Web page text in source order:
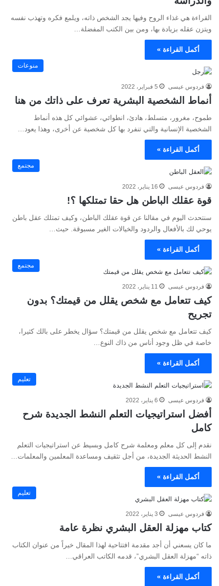
القراءة هي غذاء الروح وفيها يجد الشخص ذاته، ويلمع فكره وتهذب نفسه
ويتزن عقله بزيادة بها، ومن بين الكتب المفضلة…
أكمل القراءة »
منوعات
فردوس عيسى 5 فبراير، 2022
أنماط الشخصية البشرية تعرف على ذاتك من هنا
طموح، مغرور، متسلط، هادئ، انطوائي، عشوائي كل هذه أنماط
الشخصية الإنسانية والتي تنفرد بها كل شخصية عن أخرى، وهذا يعود…
أكمل القراءة »
مجتمع
فردوس عيسى 16 يناير، 2022
قوة عقلك الباطن هل حقا تمتلكها ؟!
سنتحدث اليوم في مقالنا عن قوة عقلك الباطن، وكيف تمتلك عقل باطن
يوحي لك بالأفعال والردود والخيالات الغير مسبوقة. حيث…
أكمل القراءة »
مجتمع
فردوس عيسى 11 يناير، 2022
كيف تتعامل مع شخص يقلل من قيمتك؟ بدون
تجريح
كيف تتعامل مع شخص يقلل من قيمتك؟ سؤال يخطر على بالك كثيرا،
خاصة في ظل وجود أناس من ذاك النوع…
أكمل القراءة »
تعليم
فردوس عيسى 6 يناير، 2022
أفضل استراتيجيات التعلم النشط الجديدة شرح
كامل
نقدم إلى كل معلم ومعلمة شرح كامل وبسيط عن استراتيجيات التعلم
النشط الحديثة الجديدة، من أجل تثقيف ومساعدة المعلمين والمعلمات…
أكمل القراءة »
تعليم
فردوس عيسى 3 يناير، 2022
كتاب مهزلة العقل البشري نظرة عامة
ما كان يسعني أن أجد مقدمة افتتاحية لهذا المقال خيراً من عنوان الكتاب
ذاته “مهزلة العقل البشري”، قدمه الكاتب العراقي…
أكمل القراءة »